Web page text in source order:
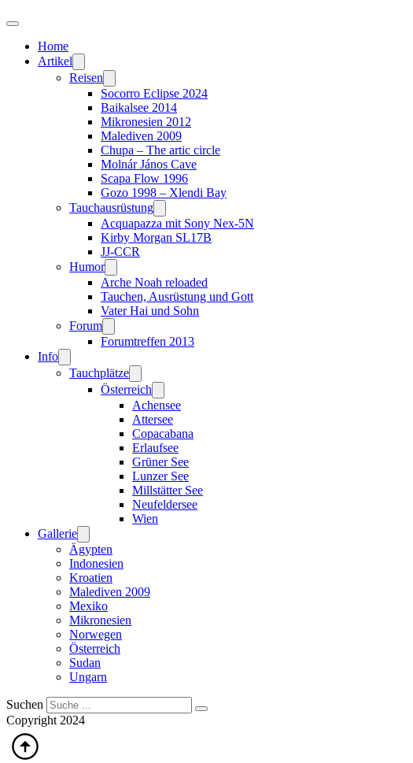
Home
Artikel
Reisen
Socorro Eclipse 2024
Baikalsee 2014
Mikronesien 2012
Malediven 2009
Chupa – The artic circle
Molnár János Cave
Scapa Flow 1996
Gozo 1998 – Xlendi Bay
Tauchausrüstung
Acquapazza mit Sony Nex-5N
Kirby Morgan SL17B
JJ-CCR
Humor
Arche Noah reloaded
Tauchen, Ausrüstung und Gott
Vater Hai und Sohn
Forum
Forumtreffen 2013
Info
Tauchplätze
Österreich
Achensee
Attersee
Copacabana
Erlaufsee
Grüner See
Lunzer See
Millstätter See
Neufeldersee
Wien
Gallerie
Ägypten
Indonesien
Kroatien
Malediven 2009
Mexiko
Mikronesien
Norwegen
Österreich
Sudan
Ungarn
Suchen
Copyright 2024